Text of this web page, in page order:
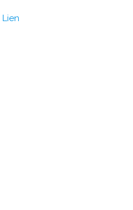
Lien